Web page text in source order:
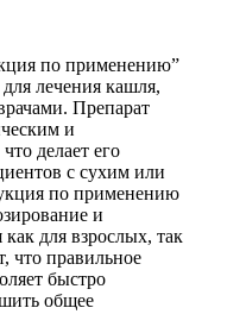
по применению”
лечения кашля,
Препарат
и
делает его
с сухим или
по применению
и
для взрослых, так
что правильное
быстро
общее